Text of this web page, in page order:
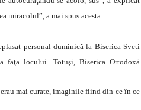
miracolul”, a mai spus acesta.
personal duminică la Biserica Sveti
faţa locului. Totuşi, Biserica Ortodoxă
mai curate, imaginile fiind din ce în ce